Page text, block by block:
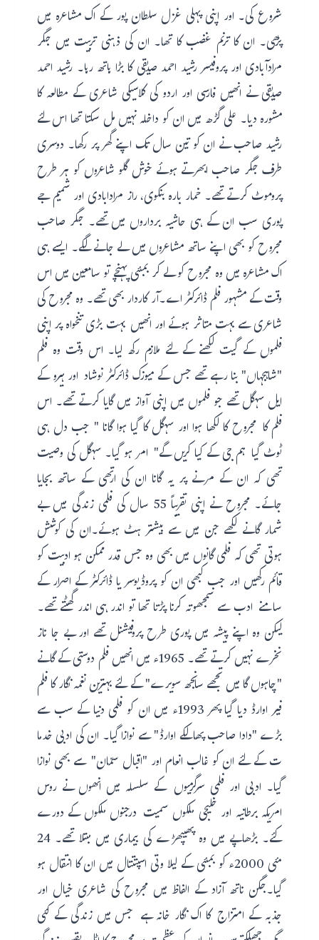
شروع کی۔ اور اپنی پہلی غزل سلطان پور کے اک مشاعرہ میں
پڑھی۔ ان کا ترنم غضب کا تھا۔ ان کی ذہنی تربیت میں جگر
مرادآبادی اور پروفیسر رشید احمد صدیقی کا بڑا ہاتھ رہا۔ رشید احمد
صدیقی نے انھیں فارسی اور اردو کی کلاسیکی شاعری کے مطالعہ کا
مشورہ دیا۔ علی گڑھ میں ان کو داخلہ نہیں مل سکتا تھا اس لئے
رشید صاحب نے ان کو تین سال تک اپنے گھر پر رکھا۔ دوسری
طرف جگر صاحب ابھرتے ہوئے خوش گلو شاعروں کو ہر طرح
پروموٹ کرتے تھے۔ خمار بارہ بنکوی، راز مرادابادی اور شمیم جے
پوری سب ان کے ہی حاشیہ برداروں میں تھے۔ جگر صاحب
مجروح کو بھی اپنے ساتھ مشاعروں میں لے جانے لگے۔ ایسے ہی
اک مشاعرہ میں وہ مجروح کو لے کر بمبئی پہنچے تو سامعین میں اس
وقت کے مشہور فلم ڈائرکٹر اے۔آر کاردار بھی تھے۔ وہ مجروح کی
شاعری سے بہت متاثر ہوئے اور انھیں بہت بڑی تنخواہ پر اپنی
فلموں کے گیت لکھنے کے لئے ملازم رکھ لیا۔ اس وقت وہ فلم
"شاہجہاں" بنا رہے تھے جس کے میوزک ڈائرکٹر نوشاد اور ہیرو کے
ایل سہگل تھے جو فلموں میں اپنی آواز میں گایا کرتے تھے۔ اس
فلم کا مجروح کا لکھا ہوا اور سہگل کا گیا ہوا گانا " جب دل ہی
ٹوٹ گیا ہم جی کے کیا کریں گے" امر ہو گیا۔ سہگل کی وصیت
تھی کہ ان کے مرنے پر یہ گانا ان کی ارتھی کے ساتھ بجایا
جائے۔ مجروح نے اپنی تقریباً 55 سال کی فلمی زندگی میں بے
شمار گانے لکھے جن میں سے بیشتر ہٹ ہوئے۔ان کی کوشش
ہوتی تھی کہ فلمی گانوں میں بھی وہ جس قدر ممکن ہو ادبیت کو
قائم رکھیں اور جب کبھی ان کو پروڈیوسر یا ڈائرکٹر کے اصرار کے
سامنے ادب سے سمجھوتہ کرنا پڑتا تھا تو اندر ہی اندر گھٹتے تھے۔
لیکن وہ اپنے پیشہ میں پوری طرح پروفیشنل تھے اور بے جا ناز
نخرے نہیں کرتے تھے۔ 1965ء میں انھیں فلم دوستی کے گانے
"چاہوں گا میں تجھے سانجھ سویرے" کے لئے بہترین نغمہ نگار کا فلم
فیر اوارڈ دیا گیا پھر 1993ء میں ان کو فلمی دنیا کے سب سے
بڑے "دادا صاحب پھالکے اوارڈ" سے نوازا گیا۔ ان کی ادبی خدما
ت کے لئے ان کو غالب انعام اور "اقبال سمّان" سے بھی نوازا
گیا۔ ادبی اور فلمی سرگرمیوں کے سلسلہ میں انھوں نے روس
امریکہ برطانیہ اور خلیجی ملکوں سمیت درجنوں ملکوں کے دورے
کئے۔ بڑھاپے میں وہ پھیپھڑے کی بیماری میں مبتلا تھے۔ 24
مئی 2000ء کو بمبئی کے لیلا وتی اسپتتتال میں ان کا انتقال ہو
گیا۔جگن ناتھ آزاد کے الفاظ میں مجروح کی شاعری خیال اور
جذبہ کے امتزاج کا اک نگار خانہ ہے جس میں زندگی کے کئی